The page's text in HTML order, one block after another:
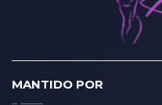
MANTIDO POR